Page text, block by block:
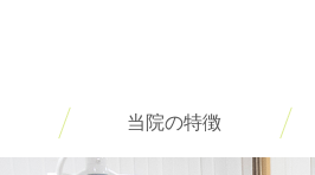
当院の特徴